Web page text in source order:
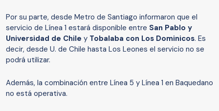
Por su parte, desde Metro de Santiago informaron que el
servicio de Línea 1 estará disponible entre San Pablo y
Universidad de Chile y Tobalaba con Los Dominicos. Es
decir, desde U. de Chile hasta Los Leones el servicio no se
podrá utilizar.
Además, la combinación entre Línea 5 y Línea 1 en Baquedano
no está operativa.